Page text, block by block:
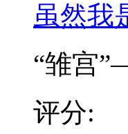
虽然我
“雏宫
评分: